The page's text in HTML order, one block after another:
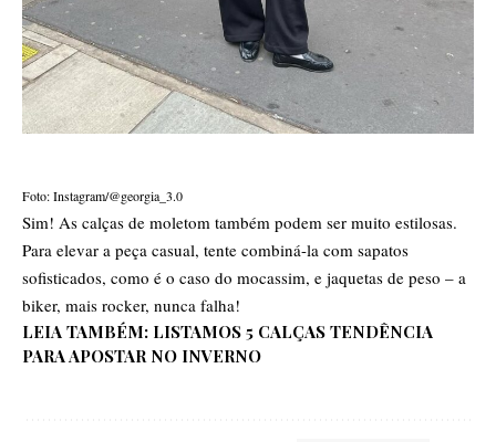
Foto: Instagram/@georgia_3.0
Sim! As calças de moletom também podem ser muito estilosas.
Para elevar a peça casual, tente combiná-la com sapatos
sofisticados, como é o caso do mocassim, e jaquetas de peso – a
biker, mais rocker, nunca falha!
LEIA TAMBÉM: LISTAMOS 5 CALÇAS TENDÊNCIA
PARA APOSTAR NO INVERNO